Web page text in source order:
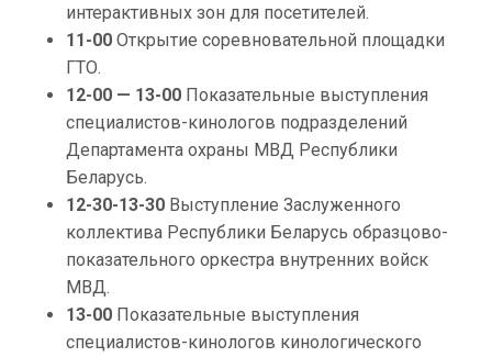
интерактивных зон для посетителей.
11-00 Открытие соревновательной площадки
ГТО.
12-00 — 13-00 Показательные выступления
специалистов-кинологов подразделений
Департамента охраны МВД Республики
Беларусь.
12-30-13-30 Выступление Заслуженного
коллектива Республики Беларусь образцово-
показательного оркестра внутренних войск
МВД.
13-00 Показательные выступления
специалистов-кинологов кинологического